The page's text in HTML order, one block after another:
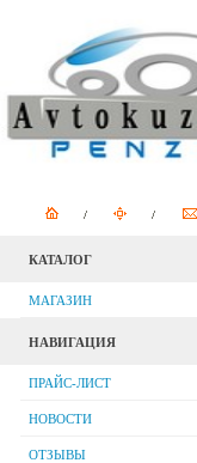
КАТАЛОГ
МАГАЗИН
НАВИГАЦИЯ
ПРАЙС-ЛИСТ
НОВОСТИ
ОТЗЫВЫ